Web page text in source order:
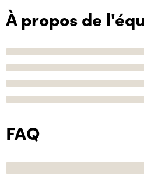
À propos de
FAQ